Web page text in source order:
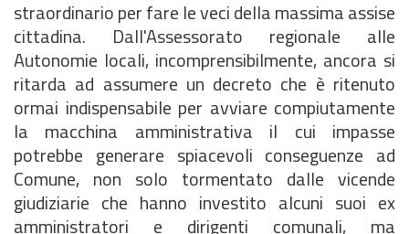
straordinario per fare le veci della massima assise
cittadina. Dall'Assessorato regionale alle
Autonomie locali, incomprensibilmente, ancora si
ritarda ad assumere un decreto che è ritenuto
ormai indispensabile per avviare compiutamente
la macchina amministrativa il cui impasse
potrebbe generare spiacevoli conseguenze ad
Comune, non solo tormentato dalle vicende
giudiziarie che hanno investito alcuni suoi ex
amministratori e dirigenti comunali, ma